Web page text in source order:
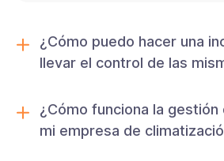
¿Cómo puedo hacer una
llevar el control de las
¿Cómo funciona la gestión
mi empresa de